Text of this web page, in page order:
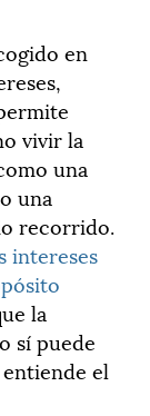
en
vivir la
una
una
recorrido.
intereses
la
sí puede
el